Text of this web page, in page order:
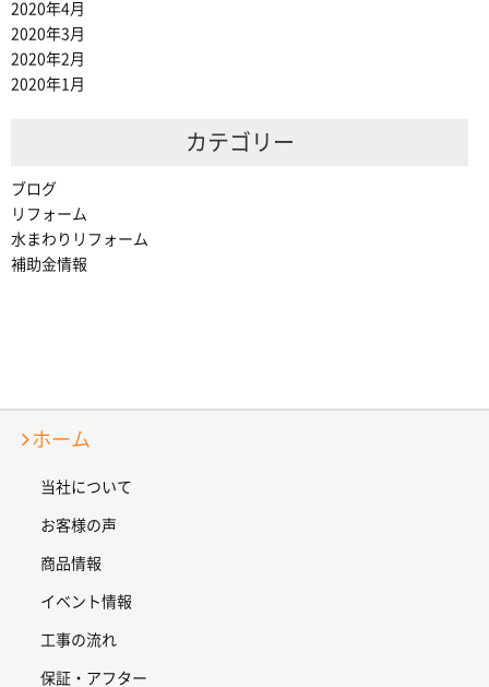
2020年4月
2020年3月
2020年2月
2020年1月
カテゴリー
ブログ
リフォーム
水まわりリフォーム
補助金情報
ホーム
当社について
お客様の声
商品情報
イベント情報
工事の流れ
保証・アフター